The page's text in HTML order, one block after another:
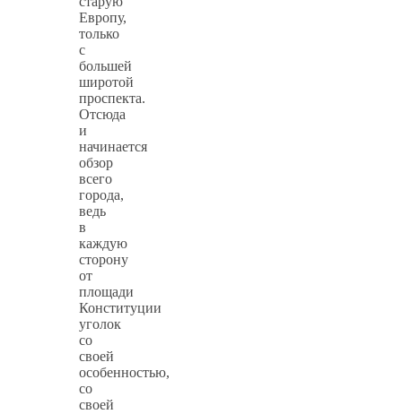
Европу,
только
с
большей
широтой
проспекта.
Отсюда
и
начинается
обзор
всего
города,
ведь
в
каждую
сторону
от
площади
Конституции
уголок
со
своей
особенностью,
со
своей